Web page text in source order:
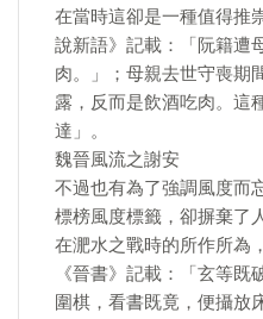
在當時這卻是一種值得推
說新語》記載：「阮籍遭
肉。」；母親去世守喪期
露，反而是飲酒吃肉。這
達」。
魏晉風流之謝安
不過也有為了強調風度而
標榜風度標籤，卻摒棄了
在淝水之戰時的所作所為
《晉書》記載：「玄等
圍棋，看書既竟，便攝放